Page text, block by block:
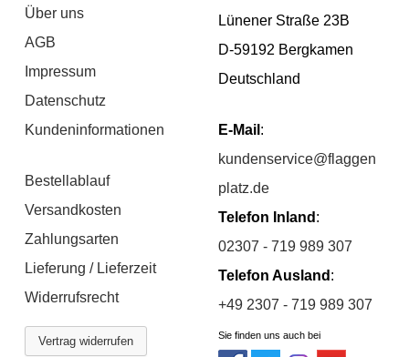
Über uns
AGB
Impressum
Datenschutz
Kundeninformationen
Bestellablauf
Versandkosten
Zahlungsarten
Lieferung / Lieferzeit
Widerrufsrecht
Vertrag widerrufen
Lünener Straße 23B
D-59192 Bergkamen
Deutschland
E-Mail :
kundenservice@flaggen
platz.de
Telefon Inland :
02307 - 719 989 307
Telefon Ausland :
+49 2307 - 719 989 307
Sie finden uns auch bei